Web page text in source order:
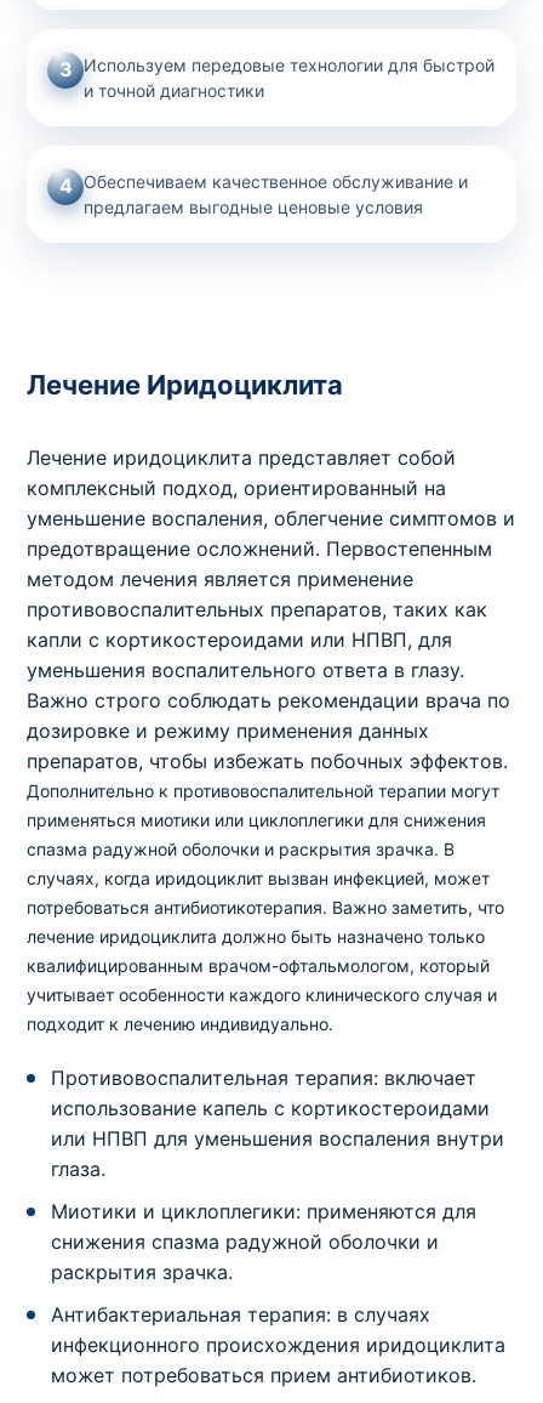
3 Используем передовые технологии для быстрой
и точной диагностики
4 Обеспечиваем качественное обслуживание и
предлагаем выгодные ценовые условия
Лечение Иридоциклита
Лечение иридоциклита представляет собой
комплексный подход, ориентированный на
уменьшение воспаления, облегчение симптомов и
предотвращение осложнений. Первостепенным
методом лечения является применение
противовоспалительных препаратов, таких как
капли с кортикостероидами или НПВП, для
уменьшения воспалительного ответа в глазу.
Важно строго соблюдать рекомендации врача по
дозировке и режиму применения данных
препаратов, чтобы избежать побочных эффектов.
Дополнительно к противовоспалительной терапии могут
применяться миотики или циклоплегики для снижения
спазма радужной оболочки и раскрытия зрачка. В
случаях, когда иридоциклит вызван инфекцией, может
потребоваться антибиотикотерапия. Важно заметить, что
лечение иридоциклита должно быть назначено только
квалифицированным врачом-офтальмологом, который
учитывает особенности каждого клинического случая и
подходит к лечению индивидуально.
Противовоспалительная терапия: включает
использование капель с кортикостероидами
или НПВП для уменьшения воспаления внутри
глаза.
Миотики и циклоплегики: применяются для
снижения спазма радужной оболочки и
раскрытия зрачка.
Антибактериальная терапия: в случаях
инфекционного происхождения иридоциклита
может потребоваться прием антибиотиков.